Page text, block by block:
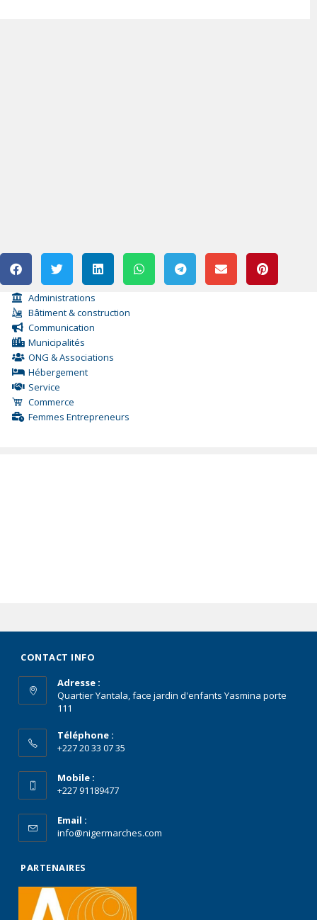
Administrations
Bâtiment & construction
Communication
Municipalités
ONG & Associations
Hébergement
Service
Commerce
Femmes Entrepreneurs
CONTACT INFO
Adresse :
Quartier Yantala, face jardin d'enfants Yasmina porte
111
Téléphone :
+227 20 33 07 35
Mobile :
+227 91189477
Email :
info@nigermarches.com
PARTENAIRES